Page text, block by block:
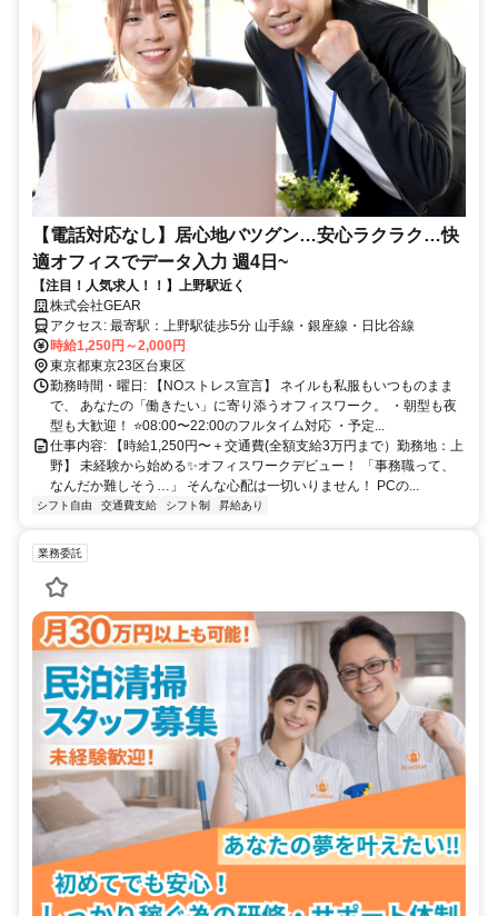
【電話対応なし】居心地バツグン…安心ラクラク…快
適オフィスでデータ入力 週4日~
【注目！人気求人！！】上野駅近く
株式会社GEAR
アクセス: 最寄駅：上野駅徒歩5分 山手線・銀座線・日比谷線
時給1,250円～2,000円
東京都東京23区台東区
勤務時間・曜日: 【NOストレス宣言】 ネイルも私服もいつものまま
で、 あなたの「働きたい」に寄り添うオフィスワーク。 ・朝型も夜
型も大歓迎！ ⭐08:00〜22:00のフルタイム対応 ・予定...
仕事内容: 【時給1,250円〜＋交通費(全額支給3万円まで）勤務地：上
野】 未経験から始める✨オフィスワークデビュー！ 「事務職って、
なんだか難しそう…」 そんな心配は一切いりません！ PCの...
シフト自由 交通費支給 シフト制 昇給あり
業務委託